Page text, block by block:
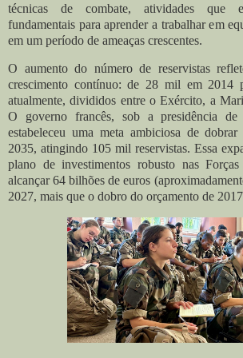
técnicas de combate, atividades que
fundamentais para aprender a trabalhar em
em um período de ameaças crescentes.
O aumento do número de reservistas
crescimento contínuo: de 28 mil em 2014
atualmente, divididos entre o Exército, a
O governo francês, sob a presidência de
estabeleceu uma meta ambiciosa de dobrar
2035, atingindo 105 mil reservistas. Essa
plano de investimentos robusto nas
alcançar 64 bilhões de euros
2027, mais que o dobro do orçamento de